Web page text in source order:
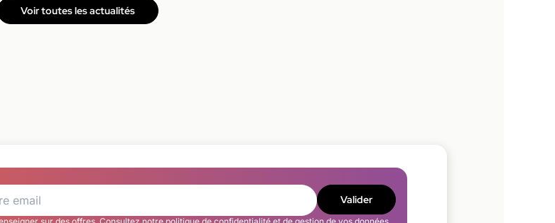
Voir toutes les actualités
Valider